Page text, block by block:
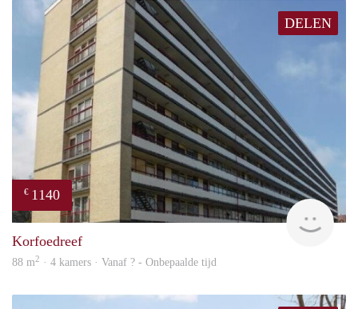
DELEN
€ 1140
rent
Korfoedreef
88 m2 · 4 kamers · Vanaf ? - Onbepaalde tijd